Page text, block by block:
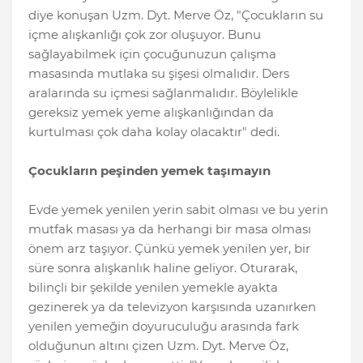
diye konuşan Uzm. Dyt. Merve Öz, "Çocukların su
içme alışkanlığı çok zor oluşuyor. Bunu
sağlayabilmek için çocuğunuzun çalışma
masasında mutlaka su şişesi olmalıdır. Ders
aralarında su içmesi sağlanmalıdır. Böylelikle
gereksiz yemek yeme alışkanlığından da
kurtulması çok daha kolay olacaktır" dedi.
Çocukların peşinden yemek taşımayın
Evde yemek yenilen yerin sabit olması ve bu yerin
mutfak masası ya da herhangi bir masa olması
önem arz taşıyor. Çünkü yemek yenilen yer, bir
süre sonra alışkanlık haline geliyor. Oturarak,
bilinçli bir şekilde yenilen yemekle ayakta
gezinerek ya da televizyon karşısında uzanırken
yenilen yemeğin doyuruculuğu arasında fark
olduğunun altını çizen Uzm. Dyt. Merve Öz,